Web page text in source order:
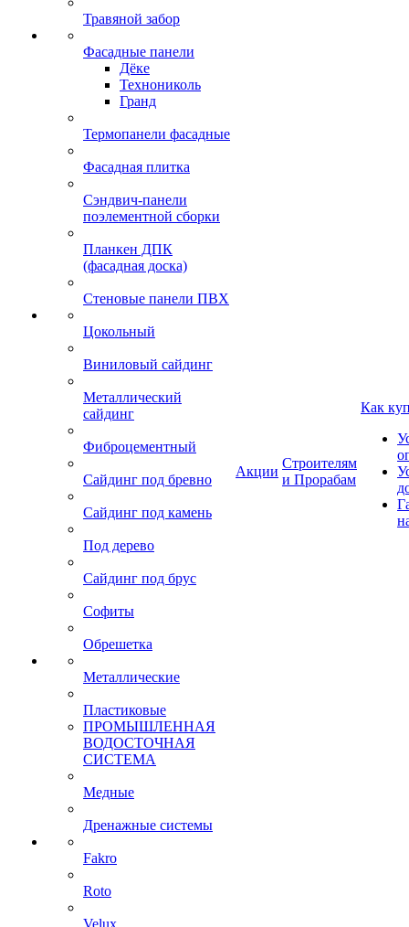
Травяной забор
Фасадные панели
Дёке
Технониколь
Гранд
Термопанели фасадные
Фасадная плитка
Сэндвич-панели
поэлементной сборки
Планкен ДПК
(фасадная доска)
Стеновые панели ПВХ
Цокольный
Виниловый сайдинг
Металлический
сайдинг
Фиброцементный
Сайдинг под бревно
Сайдинг под камень
Под дерево
Сайдинг под брус
Софиты
Обрешетка
Металлические
Пластиковые
ПРОМЫШЛЕННАЯ
ВОДОСТОЧНАЯ
СИСТЕМА
Медные
Дренажные системы
Fakro
Roto
Velux
Акции
Строителям
и Прорабам
Как